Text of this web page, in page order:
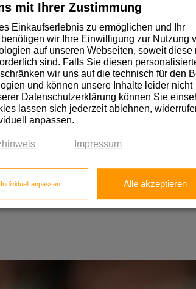
schnell lieferbare Lagerartikel
mit Ihrer Zustimmung
Einkaufserlebnis zu ermöglichen und Ihr
wir Ihre Einwilligung zur Nutzung
auf unseren Webseiten, soweit diese
sind. Falls Sie diesen
wir uns auf die technisch für den
und können unsere Inhalte leider nicht
Datenschutzerklärung können Sie
lassen sich jederzeit ablehnen,
anpassen.
Impressum
Individuell anpassen Alle akzeptieren